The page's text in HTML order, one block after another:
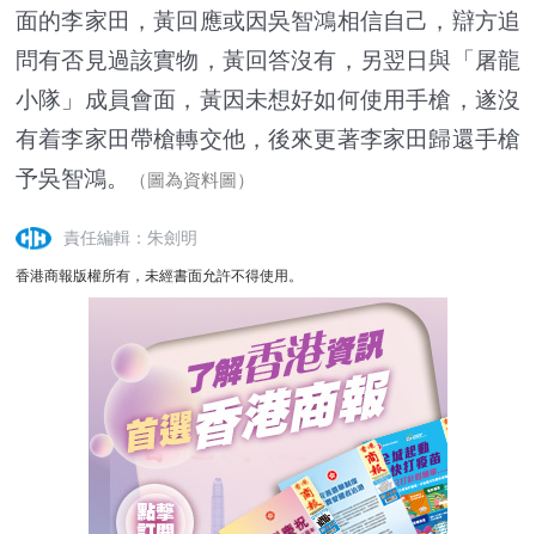
面的李家田，黃回應或因吳智鴻相信自己，辯方追
問有否見過該實物，黃回答沒有，另翌日與「屠龍
小隊」成員會面，黃因未想好如何使用手槍，遂沒
有着李家田帶槍轉交他，後來更著李家田歸還手槍
予吳智鴻。
（圖為資料圖）
責任編輯：朱劍明
香港商報版權所有，未經書面允許不得使用。